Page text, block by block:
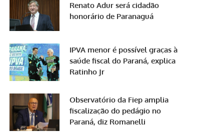
Renato Adur será cidadão
honorário de Paranaguá
IPVA menor é possível graças à
saúde fiscal do Paraná, explica
Ratinho Jr
Observatório da Fiep amplia
fiscalização do pedágio no
Paraná, diz Romanelli